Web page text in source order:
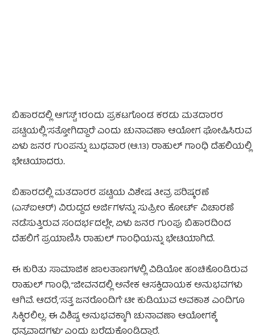
ಬಿಹಾರದಲ್ಲಿ ಆಗಸ್ಟ್ 1ರಂದು ಪ್ರಕಟಗೊಂಡ ಕರಡು ಮತದಾರರ
ಪಟ್ಟಿಯಲ್ಲಿ ‘ಸತ್ತೋಗಿದ್ದಾರೆ’ ಎಂದು ಚುನಾವಣಾ ಆಯೋಗ ಘೋಷಿಸಿರುವ
ಏಳು ಜನರ ಗುಂಪನ್ನು ಬುಧವಾರ (ಆ.13) ರಾಹುಲ್ ಗಾಂಧಿ ದೆಹಲಿಯಲ್ಲಿ
ಭೇಟಿಯಾದರು.
ಬಿಹಾರದಲ್ಲಿ ಮತದಾರರ ಪಟ್ಟಿಯ ವಿಶೇಷ ತೀವ್ರ ಪರಿಷ್ಕರಣೆ
(ಎಸ್‌ಐಆರ್) ವಿರುದ್ದದ ಅರ್ಜಿಗಳನ್ನು ಸುಪ್ರೀಂ ಕೋರ್ಟ್ ವಿಚಾರಣೆ
ನಡೆಸುತ್ತಿರುವ ಸಂದರ್ಭದಲ್ಲೇ, ಏಳು ಜನರ ಗುಂಪು ಬಿಹಾರದಿಂದ
ದೆಹಲಿಗೆ ಪ್ರಯಾಣಿಸಿ ರಾಹುಲ್ ಗಾಂಧಿಯನ್ನು ಭೇಟಿಯಾಗಿದೆ.
ಈ ಕುರಿತು ಸಾಮಾಜಿಕ ಜಾಲತಾಣಗಳಲ್ಲಿ ವಿಡಿಯೋ ಹಂಚಿಕೊಂಡಿರುವ
ರಾಹುಲ್ ಗಾಂಧಿ, “ಜೀವನದಲ್ಲಿ ಅನೇಕ ಆಸಕ್ತಿದಾಯಕ ಅನುಭವಗಳು
ಆಗಿವೆ. ಆದರೆ, ‘ಸತ್ತ ಜನರೊಂದಿಗೆ’ ಟೀ ಕುಡಿಯುವ ಅವಕಾಶ ಎಂದಿಗೂ
ಸಿಕ್ಕಿರಲಿಲ್ಲ. ಈ ವಿಶಿಷ್ಟ ಅನುಭವಕ್ಕಾಗಿ ಚುನಾವಣಾ ಆಯೋಗಕ್ಕೆ
ಧನ್ಯವಾದಗಳು” ಎಂದು ಬರೆದುಕೊಂಡಿದ್ದಾರೆ.